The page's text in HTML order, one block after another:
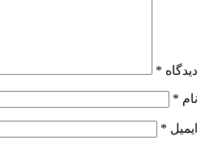
دیدگاه *
نام *
ایمیل *